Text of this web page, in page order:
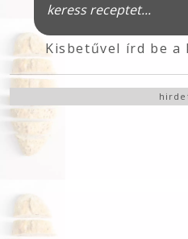
Kisbetűvel írd be